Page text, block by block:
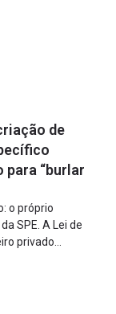
de
para “burlar
o próprio
SPE. A Lei de
privado
à licitação” é